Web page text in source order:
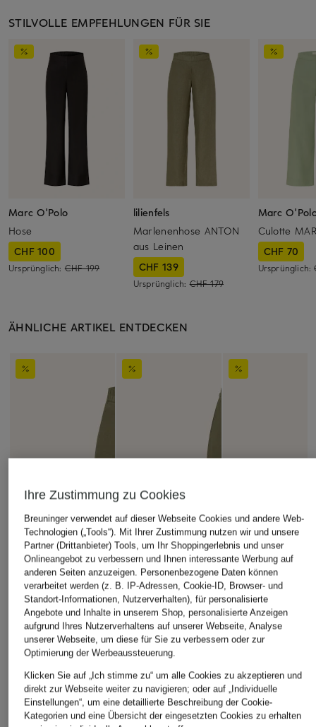
STILVOLLE EMPFEHLUNGEN FÜR SIE
Marc O'Polo
Hose
CHF 100
Ursprünglich: CHF 199
lilienfels
Marlenenhose ANTON
aus Leinen
CHF 139
Ursprünglich:CHF 179
Marc
Culotte
CHF 70
Ursprünglich:
ÄHNLICHE ARTIKEL ENTDECKEN
Ihre Zustimmung zu Cookies
Breuninger verwendet auf dieser Webseite Cookies und andere Web-
Technologien („Tools“). Mit Ihrer Zustimmung nutzen wir und unsere
Partner (Drittanbieter) Tools, um Ihr Shoppingerlebnis und unser
Onlineangebot zu verbessern und Ihnen interessante Werbung auf
anderen Seiten anzuzeigen. Personenbezogene Daten können
verarbeitet werden (z. B. IP-Adressen, Cookie-ID, Browser- und
Standort-Informationen, Nutzerverhalten), für personalisierte
Angebote und Inhalte in unserem Shop, personalisierte Anzeigen
aufgrund Ihres Nutzerverhaltens auf unserer Webseite, Analyse
unserer Webseite, um diese für Sie zu verbessern oder zur
Optimierung der Werbeaussteuerung.
Klicken Sie auf „Ich stimme zu“ um alle Cookies zu akzeptieren und
direkt zur Webseite weiter zu navigieren; oder auf „Individuelle
Einstellungen“, um eine detaillierte Beschreibung der Cookie-
Kategorien und eine Übersicht der eingesetzten Cookies zu erhalten